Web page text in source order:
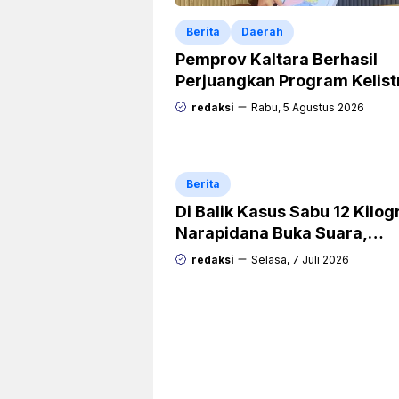
Berita Daerah
Pemprov Kaltara Berhasil
Perjuangkan Program
Rp471 Miliar dari Pemerintah
redaksi Rabu, 5 Agustus 2026
Berita
Di Balik Kasus Sabu 12
Narapidana Buka Suara,
“Mengapa Hanya Saya yang
redaksi Selasa, 7 Juli 2026